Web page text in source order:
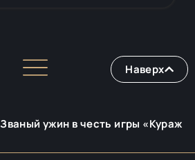
Наверх
Званый ужин в честь игры «Кураж